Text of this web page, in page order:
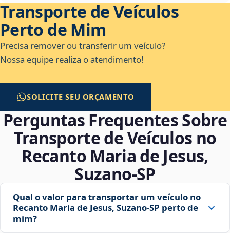
Transporte de Veículos
Perto de Mim
Precisa remover ou transferir um veículo?
Nossa equipe realiza o atendimento!
SOLICITE SEU ORÇAMENTO
Perguntas Frequentes Sobre
Transporte de Veículos no
Recanto Maria de Jesus,
Suzano‑SP
Qual o valor para transportar um veículo no
Recanto Maria de Jesus, Suzano‑SP perto de
mim?